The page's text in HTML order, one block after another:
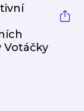
Votáčky